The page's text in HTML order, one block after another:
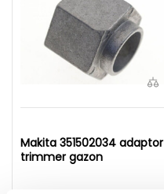
Makita 351502034 adaptor
trimmer gazon